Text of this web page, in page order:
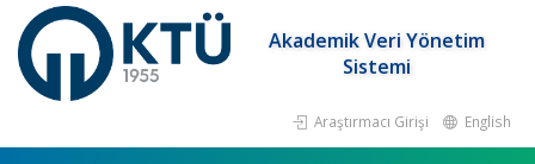
Akademik Veri Yönetim
Sistemi
Araştırmacı Girişi English